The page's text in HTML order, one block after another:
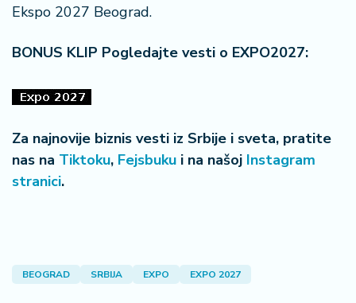
Ekspo 2027 Beograd.
BONUS KLIP Pogledajte vesti o EXPO2027:
Za najnovije biznis vesti iz Srbije i sveta, pratite
nas na Tiktoku, Fejsbuku i na našoj Instagram
stranici.
BEOGRAD SRBIJA EXPO EXPO 2027